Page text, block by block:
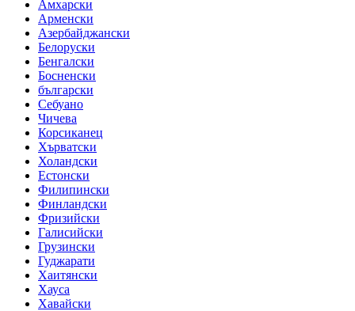
Амхарски
Арменски
Азербайджански
Белоруски
Бенгалски
Босненски
български
Себуано
Чичева
Корсиканец
Хърватски
Холандски
Естонски
Филипински
Финландски
Фризийски
Галисийски
Грузински
Гуджарати
Хаитянски
Хауса
Хавайски